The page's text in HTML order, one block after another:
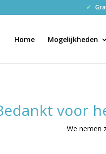
✓
Home Mogelijkheden
voor
We nemen